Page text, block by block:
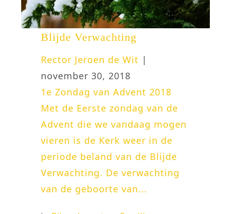
Blijde Verwachting
Rector Jeroen de Wit |
november 30, 2018
1e Zondag van Advent 2018
Met de Eerste zondag van de
Advent die we vandaag mogen
vieren is de Kerk weer in de
periode beland van de Blijde
Verwachting. De verwachting
van de geboorte van...